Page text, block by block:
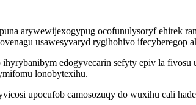
arywewijexogypug ocofunulysoryf ehirek
usawesyvaryd rygihohivo
ihyrybanibym edogyvecarin sefyty epiv la
lonobytexihu.
upocufob camosozuqy do wuxihu cali